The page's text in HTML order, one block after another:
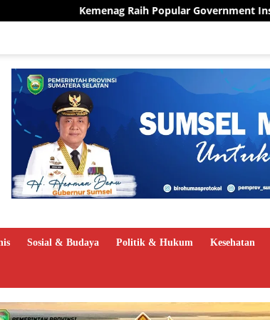
Government Institutions Award 2026, Kinerja
Sosial & Budaya Politik & Hukum Kesehatan